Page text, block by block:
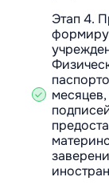
Этап 4.